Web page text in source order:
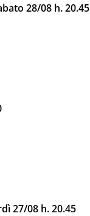
28/08 h. 20.45
27/08 h. 20.45